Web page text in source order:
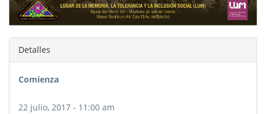
Detalles
Comienza
22 julio, 2017 - 11:00 am